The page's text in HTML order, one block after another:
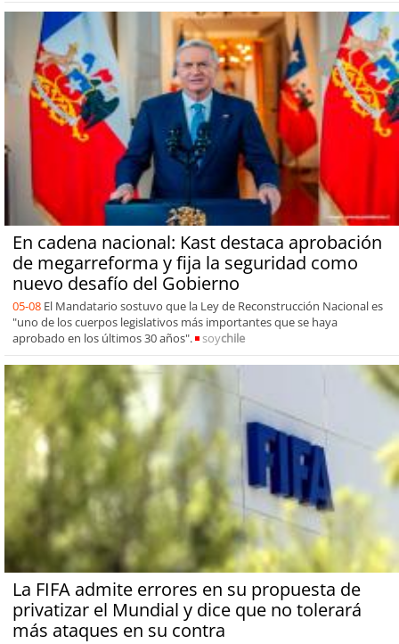
En cadena nacional: Kast destaca aprobación
de megarreforma y fija la seguridad como
nuevo desafío del Gobierno
05-08 El Mandatario sostuvo que la Ley de Reconstrucción Nacional es
"uno de los cuerpos legislativos más importantes que se haya
aprobado en los últimos 30 años".
soychile
La FIFA admite errores en su propuesta de
privatizar el Mundial y dice que no tolerará
más ataques en su contra